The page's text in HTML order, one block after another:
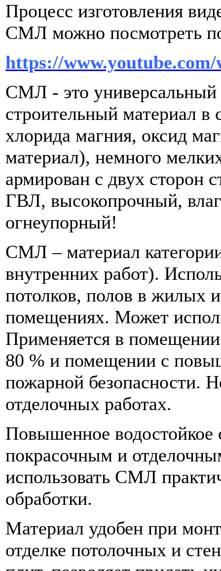
Процесс изготовления
СМЛ можно посмотреть
https://
СМЛ - это универсальный
строительный материал в
хлорида магния, оксид
материал), немного
армирован с двух сторон
ГВЛ, высокопрочный,
огнеупорный!
СМЛ – материал
внутренних работ).
потолков, полов в жилых
помещениях. Может
Применяется в
80 % и помещении с
пожарной безопасности.
отделочных работах.
Повышенное водостойкое
покрасочным и
использовать СМЛ
обработки.
Материал удобен при
отделке потолочных и